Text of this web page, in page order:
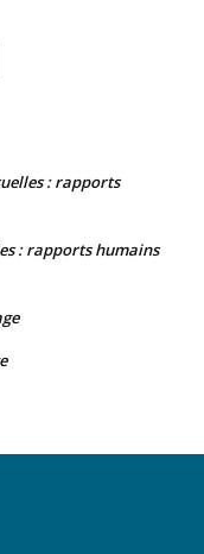
: rapports
: rapports humains